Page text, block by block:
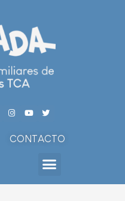
CONTACTO